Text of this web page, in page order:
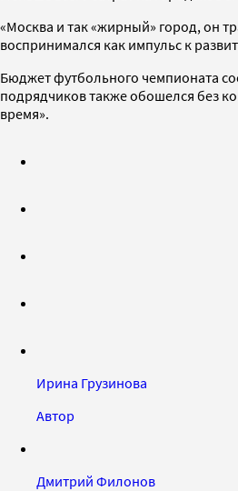
«Москва и так «жирный» город, он
воспринимался как импульс к
Бюджет футбольного чемпионата
подрядчиков также обошелся без
время».
Ирина Грузинова
Автор
Дмитрий Филонов